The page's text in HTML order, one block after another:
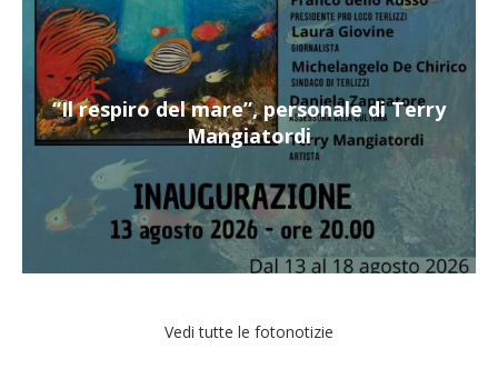
“Il respiro del mare”, personale di Terry
Mangiatordi
Vedi tutte le fotonotizie